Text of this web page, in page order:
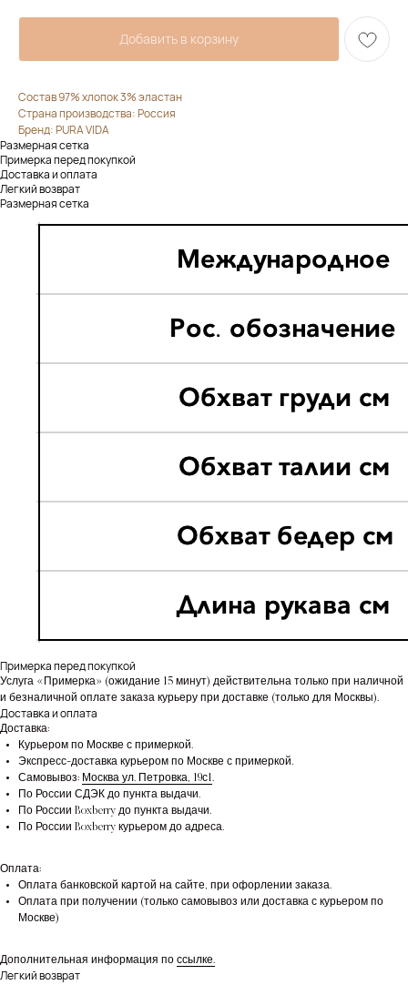
Добавить в корзину
Состав 97% хлопок 3% эластан
Страна производства: Россия
Бренд: PURA VIDA
Размерная сетка
Примерка перед покупкой
Доставка и оплата
Легкий возврат
Размерная сетка
Примерка перед покупкой
Услуга «Примерка» (ожидание 15 минут) действительна только при наличной
и безналичной оплате заказа курьеру при доставке (только для Москвы).
Доставка и оплата
Доставка:
Курьером по Москве с примеркой.
Экспресс-доставка курьером по Москве с примеркой.
Самовывоз: Москва ул. Петровка, 19с1.
По России СДЭК до пункта выдачи.
По России Boxberry до пункта выдачи.
По России Boxberry курьером до адреса.
Оплата:
Оплата банковской картой на сайте, при офорлении заказа.
Оплата при получении (только самовывоз или доставка с курьером по
Москве)
Дополнительная информация по ссылке.
Легкий возврат